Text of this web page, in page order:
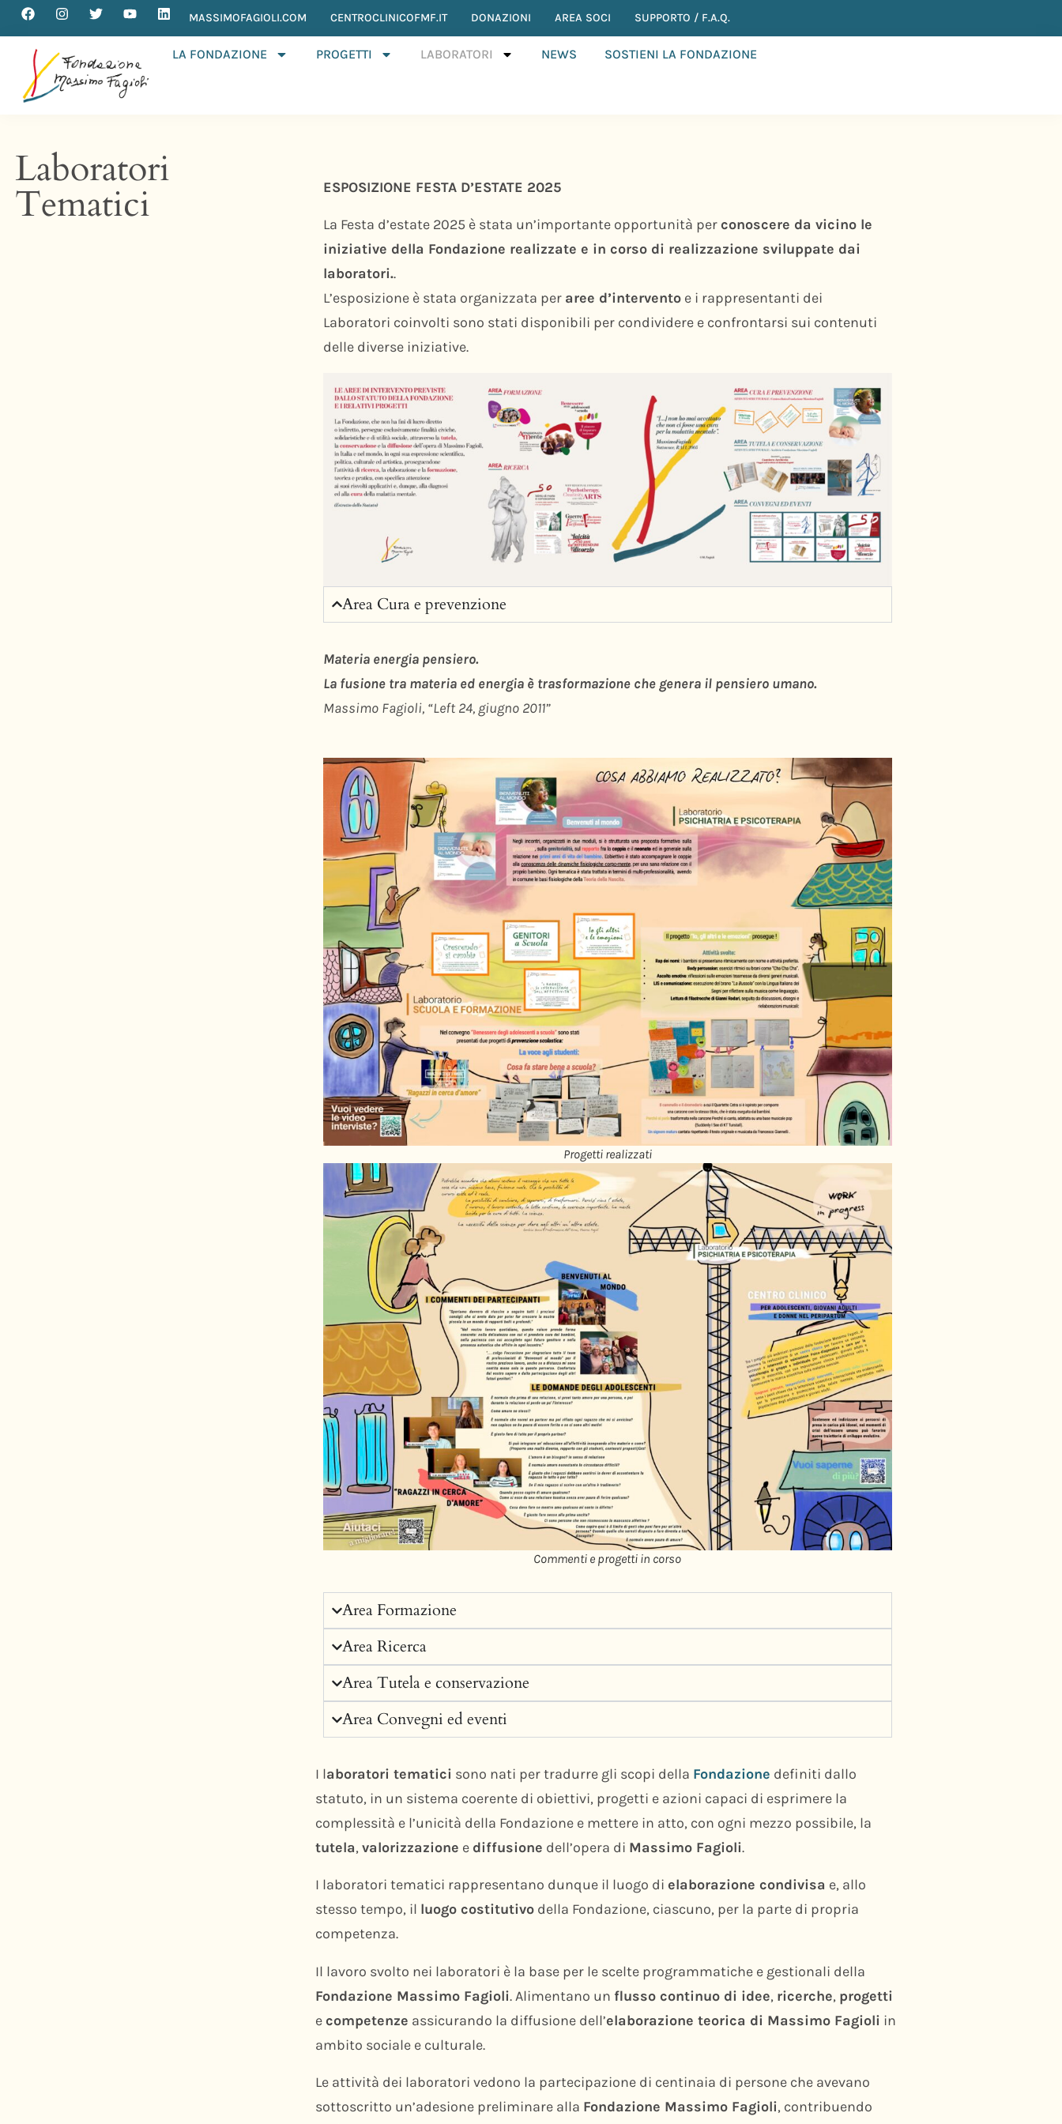
MASSIMOFAGIOLI.COM CENTROCLINICOFMF.IT DONAZIONI AREA SOCI SUPPORTO / F.A.Q.
LA FONDAZIONE PROGETTI LABORATORI NEWS SOSTIENI LA FONDAZIONE
Laboratori
Tematici ESPOSIZIONE FESTA D’ESTATE 2025
La Festa d’estate 2025 è stata un’importante opportunità perconoscere da vicino le
iniziative della Fondazione realizzate e in corso di realizzazione sviluppate dai
laboratori..
L’esposizione è stata organizzata per aree d’interventoe i rappresentanti dei
Laboratori coinvolti sono stati disponibili per condividere e confrontarsi sui contenuti
delle diverse iniziative.
Area Cura e prevenzione
Materia energia pensiero.
La fusione tra materia ed energia è trasformazione che genera il pensiero umano.
Massimo Fagioli, “Left 24, giugno 2011”
Progetti realizzati
Commenti e progetti in corso
Area Formazione
Area Ricerca
Area Tutela e conservazione
Area Convegni ed eventi
I laboratori tematici sono nati per tradurre gli scopi della Fondazione definiti dallo
statuto, in un sistema coerente di obiettivi, progetti e azioni capaci di esprimere la
complessità e l’unicità della Fondazione e mettere in atto, con ogni mezzo possibile, la
tutela,valorizzazione e diffusione dell’opera di Massimo Fagioli.
I laboratori tematici rappresentano dunque il luogo di elaborazione condivisa e, allo
stesso tempo, il luogo costitutivodella Fondazione, ciascuno, per la parte di propria
competenza.
Il lavoro svolto nei laboratori è la base per le scelte programmatiche e gestionali della
Fondazione Massimo Fagioli. Alimentano un flusso continuo di idee, ricerche, progetti
ecompetenze assicurando la diffusione dell’elaborazione teorica di Massimo Fagioli in
ambito sociale e culturale.
Le attività dei laboratori vedono la partecipazione di centinaia di persone che avevano
sottoscritto un’adesione preliminare alla Fondazione Massimo Fagioli, contribuendo